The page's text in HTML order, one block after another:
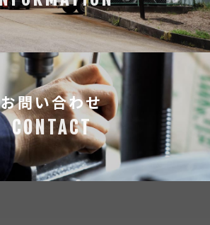
お問い合わせ